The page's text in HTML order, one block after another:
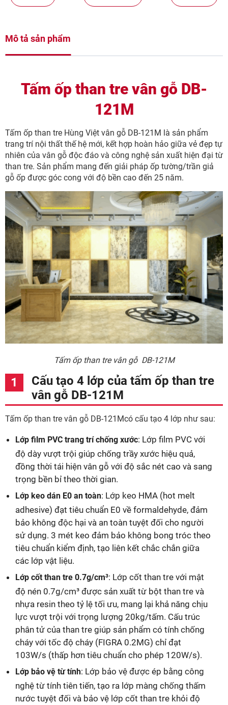
Mô tả sản phẩm
Tấm ốp than tre vân gỗ DB-
121M
Tấm ốp than tre Hùng Việt vân gỗ DB-121M là sản phẩm
trang trí nội thất thế hệ mới, kết hợp hoàn hảo giữa vẻ đẹp tự
nhiên của vân gỗ độc đáo và công nghệ sản xuất hiện đại từ
than tre. Sản phẩm mang đến giải pháp ốp tường/trần giả
gỗ ốp được góc cong với độ bền cao đến 25 năm.
Tấm ốp than tre vân gỗ DB-121M
Cấu tạo 4 lớp của tấm ốp than tre
vân gỗ DB-121M
Tấm ốp than tre vân gỗ DB-121Mcó cấu tạo 4 lớp như sau:
Lớp film PVC trang trí chống xước: Lớp film PVC với
độ dày vượt trội giúp chống trầy xước hiệu quả,
đồng thời tái hiện vân gỗ với độ sắc nét cao và sang
trọng bền bỉ theo thời gian.
Lớp keo dán E0 an toàn: Lớp keo HMA (hot melt
adhesive) đạt tiêu chuẩn E0 về formaldehyde, đảm
bảo không độc hại và an toàn tuyệt đối cho người
sử dụng. 3 mét keo đảm bảo không bong tróc theo
tiêu chuẩn kiểm định, tạo liên kết chắc chắn giữa
các lớp vật liệu.
Lớp cốt than tre 0.7g/cm³: Lớp cốt than tre với mật
độ nén 0.7g/cm³ được sản xuất từ bột than tre và
nhựa resin theo tỷ lệ tối ưu, mang lại khả năng chịu
lực vượt trội với trọng lượng 20kg/tấm. Cấu trúc
phân tử của than tre giúp sản phẩm có tính chống
cháy với tốc độ cháy (FIGRA 0.2MG) chỉ đạt
103W/s (thấp hơn tiêu chuẩn cho phép 120W/s).
Lớp bảo vệ từ tính: Lớp bảo vệ được ép bằng công
nghệ từ tính tiên tiến, tạo ra lớp màng chống thấm
nước tuyệt đối và bảo vệ lớp cốt than tre khỏi độ